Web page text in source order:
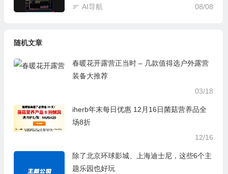
08/08
AI导航
随机文章
春暖花开露营正当时 – 几款值得选户外露营
装备大推荐
03/18
iherb年末每日优惠 12月16日菌菇营养品全
场8折
12/16
除了北京环球影城、上海迪士尼，这些6个主
题乐园也好玩